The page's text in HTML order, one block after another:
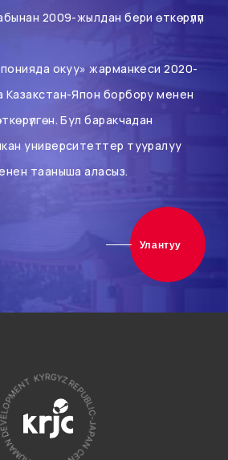
2009-жылдан бери өткөрүлүп
окуу» жарманкеси 2020-
Япон борбору менен
Бул баракчадан
университеттер тууралуу
тааныша аласыз.
Улантуу